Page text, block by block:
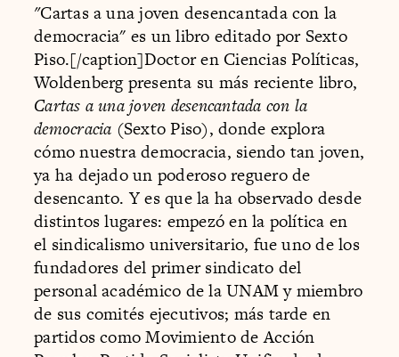
"Cartas a una joven desencantada con la
democracia" es un libro editado por Sexto
Piso.[/caption]Doctor en Ciencias Políticas,
Woldenberg presenta su más reciente libro,
Cartas a una joven desencantada con la
democracia (Sexto Piso), donde explora
cómo nuestra democracia, siendo tan joven,
ya ha dejado un poderoso reguero de
desencanto. Y es que la ha observado desde
distintos lugares: empezó en la política en
el sindicalismo universitario, fue uno de los
fundadores del primer sindicato del
personal académico de la UNAM y miembro
de sus comités ejecutivos; más tarde en
partidos como Movimiento de Acción